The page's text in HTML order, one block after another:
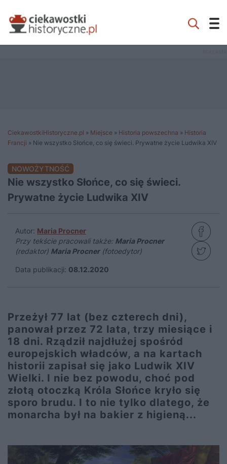
CiekawostkiHistoryczne.pl » Miejsce » Historia powszechna » Historia
Francji » Nie wszystko Słońce, co się świeci. Prywatne życie Ludwika XIV
NOWOŻYTNOŚĆ
Nie wszystko Słońce, co się świeci.
Prywatne życie Ludwika XIV
Autor: Maria Procner
Przy tekście pracowali także: Maria Procner
(redaktor) Maria Procner(fotoedytor)
Data publikacji: 08.12.2020
Przeżył 77 lat (bez czterech dni),
panował przez 72 lata, trzy miesiące i
18 dni. Rządził najdłużej spośród
europejskich władców, a na kartach
historii zapisał się jako Ludwik XIV
Wielki. I nie bez powodu, choć pod
złotą otoczką Króla Słońce kryło się
sporo brudu. I to nie tylko dlatego, że
monarcha był na bakier z higieną...